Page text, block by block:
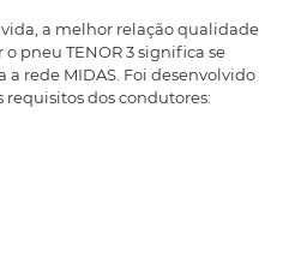
a melhor relação qualidade
pneu TENOR 3 significa se
rede MIDAS. Foi desenvolvido
dos condutores: